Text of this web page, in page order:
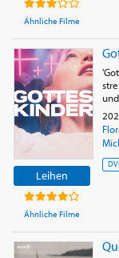
Ähnliche Filme
Leihen
Ähnliche Filme